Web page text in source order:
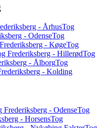
- ÅrhusTog
- OdenseTog
- KøgeTog
Frederiksberg - HillerødTog
- ÅlborgTog
- Kolding
Frederiksberg - OdenseTog
- HorsensTog